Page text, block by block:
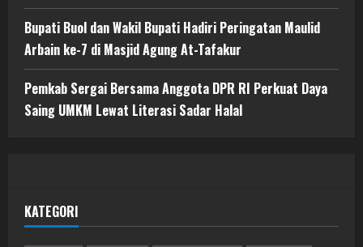
Bupati Buol dan Wakil Bupati Hadiri Peringatan Maulid
Arbain ke-7 di Masjid Agung At-Tafakur
Pemkab Sergai Bersama Anggota DPR RI Perkuat Daya
Saing UMKM Lewat Literasi Sadar Halal
KATEGORI